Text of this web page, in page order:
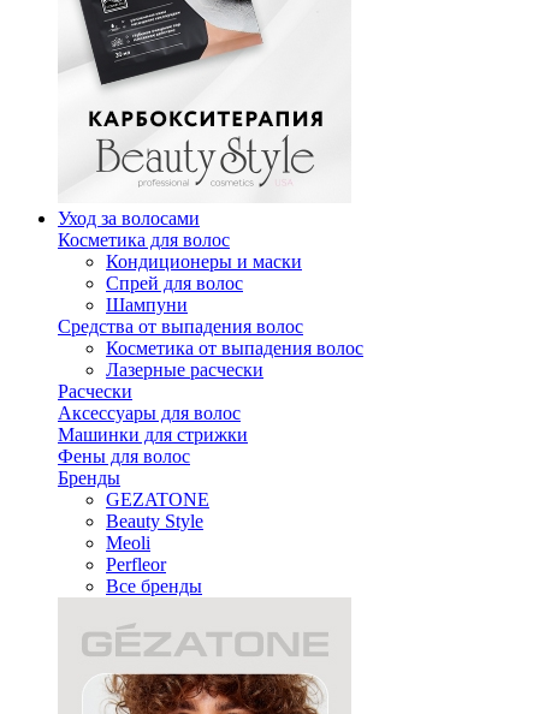
Уход за волосами
Косметика для волос
Кондиционеры и маски
Спрей для волос
Шампуни
Средства от выпадения волос
Косметика от выпадения волос
Лазерные расчески
Расчески
Аксессуары для волос
Машинки для стрижки
Фены для волос
Бренды
GEZATONE
Beauty Style
Meoli
Perfleor
Все бренды